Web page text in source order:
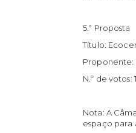
5.ª Proposta
Título:
Proponente:
N.º de votos:
Nota: A
espaço para